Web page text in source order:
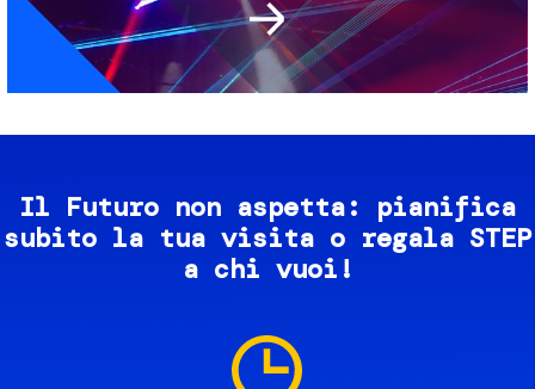
Il Futuro non aspetta: pianifica
subito la tua visita o regala STEP
a chi vuoi!